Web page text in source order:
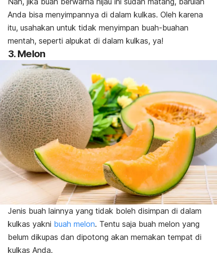
Anda bisa menyimpannya di dalam kulkas. Oleh karena
itu, usahakan untuk tidak menyimpan buah-buahan
mentah, seperti alpukat di dalam kulkas, ya!
3. Melon
Jenis buah lainnya yang tidak boleh disimpan di dalam
kulkas yakni buah melon. Tentu saja buah melon yang
belum dikupas dan dipotong akan memakan tempat di
kulkas Anda.